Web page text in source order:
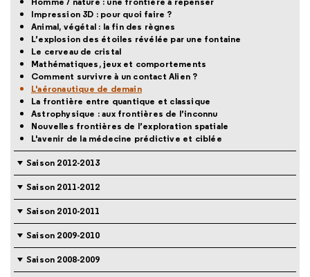
Impression 3D : pour quoi faire ?
Animal, végétal : la fin des règnes
L’explosion des étoiles révélée par une fontaine
Le cerveau de cristal
Mathématiques, jeux et comportements
Comment survivre à un contact Alien ?
L'aéronautique de demain
La frontière entre quantique et classique
Astrophysique : aux frontières de l’inconnu
Nouvelles frontières de l’exploration spatiale
L'avenir de la médecine prédictive et ciblée
Saison 2012-2013
Saison 2011-2012
Saison 2010-2011
Saison 2009-2010
Saison 2008-2009